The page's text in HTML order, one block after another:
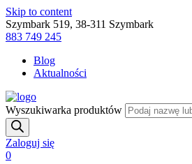
Skip to content
Szymbark 519, 38-311 Szymbark
883 749 245
Blog
Aktualności
Wyszukiwarka produktów
Zaloguj się
0